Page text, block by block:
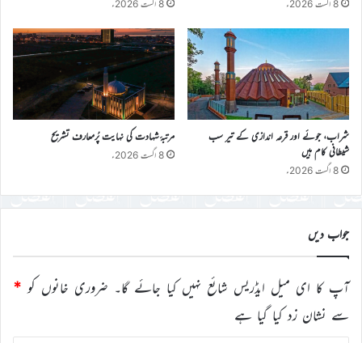
8 اگست 2026ء 8 اگست 2026ء
شراب، جوئے اور قرعہ اندازی کے تیر سب
شیطانی کام ہیں
8 اگست 2026ء
مرتبۂ شہادت کی نہایت پُرمعارف تشریح
8 اگست 2026ء
جواب دیں
آپ کا ای میل ایڈریس شائع نہیں کیا جائے گا۔ ضروری خانوں کو *
سے نشان زد کیا گیا ہے